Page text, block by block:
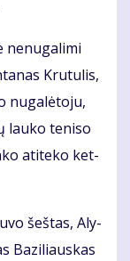
ne­nu­ga­li­mi
Kru­tu­lis,
nu­ga­lė­to­ju,
lau­ko te­ni­so
ati­te­ko ket­
šeš­tas, Aly­
Ba­zi­liaus­kas